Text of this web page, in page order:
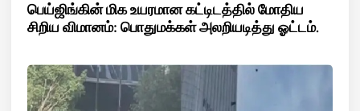
பெய்ஜிங்கின் மிக உயரமான கட்டிடத்தில் மோதிய
சிறிய விமானம்: பொதுமக்கள் அலறியடித்து ஓட்டம்.